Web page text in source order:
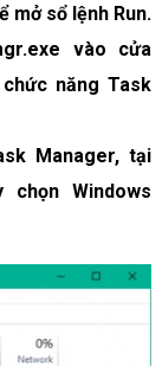
mở sổ lệnh Run.
vào cửa
chức năngTask
Manager, tại
Windows